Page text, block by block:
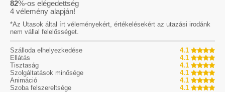
82%-os elégedettség
4 vélemény alapján!
*Az Utasok által írt véleményekért, értékelésekért az utazási irodánk
nem vállal felelősséget.
Szálloda elhelyezkedése
4.1
Ellátás
4.1
Tisztaság
4.1
Szolgáltatások minősége
4.1
Animáció
4.1
Szoba felszereltsége
4.1